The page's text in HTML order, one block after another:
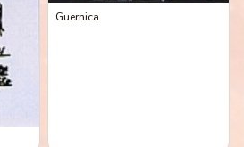
Guernica